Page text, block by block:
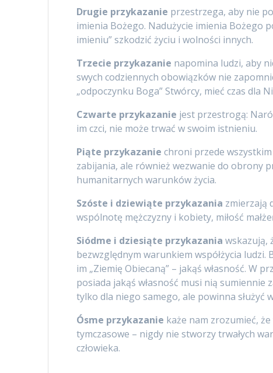
Drugie przykazanie przestrzega, aby nie
imienia Bożego. Nadużycie imienia Bożego
imieniu” szkodzić życiu i wolności innych.
Trzecie przykazanie napomina ludzi, aby
swych codziennych obowiązków nie
„odpoczynku Boga” Stwórcy, mieć czas dla
Czwarte przykazanie jest przestrogą:
im czci, nie może trwać w swoim istnieniu.
Piąte przykazanie chroni przede
zabijania, ale również wezwanie do obrony
humanitarnych warunków życia.
Szóste i dziewiąte przykazania zmierzają
wspólnotę mężczyzny i kobiety, miłość
Siódme i dziesiąte przykazania wskazują,
bezwzględnym warunkiem współżycia
im „Ziemię Obiecaną” – jakąś własność. W
posiada jakąś własność musi nią sumiennie
tylko dla niego samego, ale powinna służyć
Ósme przykazanie każe nam zrozumieć,
tymczasowe – nigdy nie stworzy trwałych
człowieka.